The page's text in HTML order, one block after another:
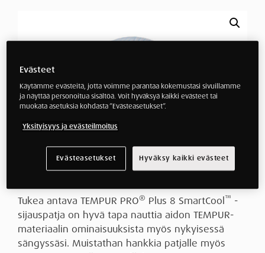
Tukea antava TEMPUR PRO®️ Plus 8 SmartCool ™️ -
sijauspatja on hyvä tapa nauttia aidon TEMPUR-
materiaalin ominaisuuksista myös nykyisessä
sängyssäsi. Muistathan hankkia patjalle myös
Evästeet
Käytämme evästeitä, jotta voimme parantaa kokemustasi sivuillamme
ja näyttää personoitua sisältöä. Voit hyväksyä kaikki evästeet tai
muokata asetuksia kohdasta ”Evästeasetukset”.
Yksityisyys ja evästeilmoitus
Evästeasetukset Hyväksy kaikki evästeet